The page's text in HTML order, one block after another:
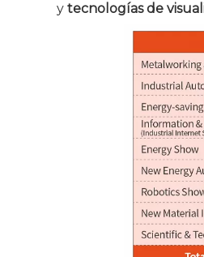
y tecnologías de